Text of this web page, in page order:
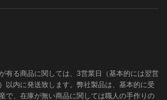
有る商品に関しては、3営業日（基本的には翌営
以内に発送致します。弊社製品は、基本的に受
で、在庫が無い商品に関しては職人の手作りの